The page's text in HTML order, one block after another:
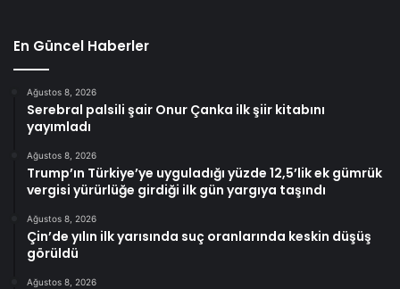
En Güncel Haberler
Ağustos 8, 2026
Serebral palsili şair Onur Çanka ilk şiir kitabını
yayımladı
Ağustos 8, 2026
Trump’ın Türkiye’ye uyguladığı yüzde 12,5’lik ek gümrük
vergisi yürürlüğe girdiği ilk gün yargıya taşındı
Ağustos 8, 2026
Çin’de yılın ilk yarısında suç oranlarında keskin düşüş
görüldü
Ağustos 8, 2026